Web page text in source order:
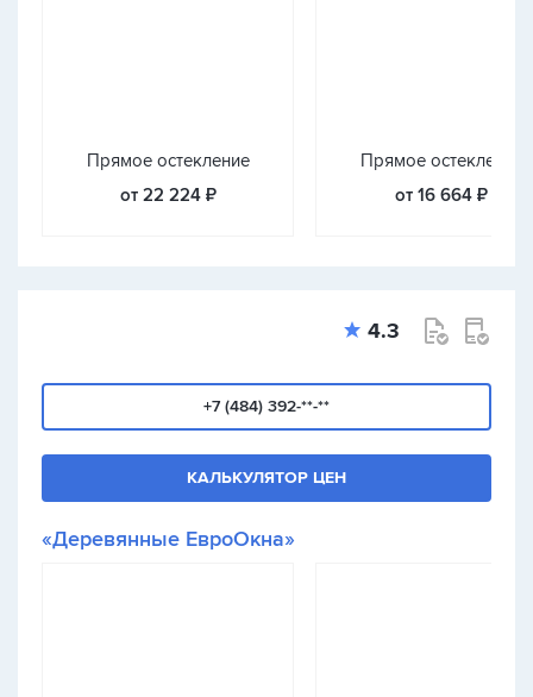
Прямое остекление
от 22 224 ₽
Прямое остекление
от 16 664 ₽
4.3
+7 (484) 392-**-**
КАЛЬКУЛЯТОР ЦЕН
«Деревянные ЕвроОкна»